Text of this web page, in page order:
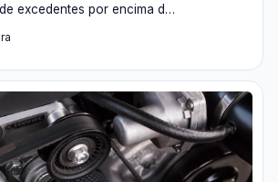
excedentes por encima d…